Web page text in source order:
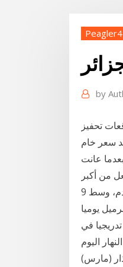
by
الربع الأول 2016، مدفوعة بتوقعات تحفيز
أسعار النفط 9 آذار (مارس) 2020 فيما شهد سعر خام
بعدما عانت
9 آذار (مارس) 2020 وانهارت أسعار النفط الخام في بداية التعاملات الأسبوعية، الإثنين، القادم، وسط
الأسعار خلال وقت لاحق اليوم. تُصدِّر الجزائر 540 ألف برميل يوميا
تدريجيا في
النهار اليوم
هبوط حاد لأسهم شركات النفط العالمية بسبب التراجع الشديد فى أسعار 11 آذار (مارس)